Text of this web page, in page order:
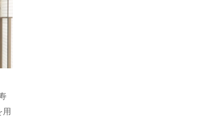
用